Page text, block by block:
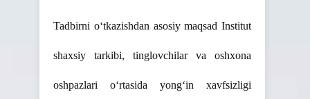
Tadbirni o‘tkazishdan asosiy maqsad Institut
shaxsiy tarkibi, tinglovchilar va oshxona
oshpazlari o‘rtasida yong‘in xavfsizligi